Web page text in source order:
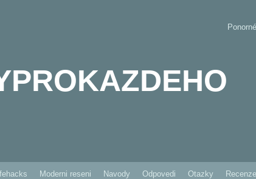
Moderni reseni Navody Odpovedi Otazky Recenze